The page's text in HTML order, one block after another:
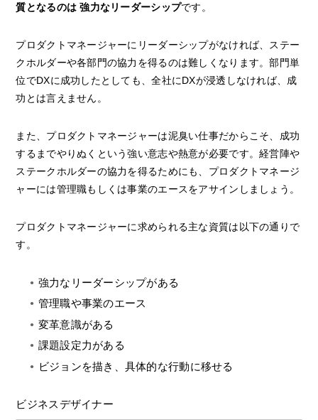
質となるのは 強力なリーダーシップです。
プロダクトマネージャーにリーダーシップがなければ、ステー
クホルダーや各部門の協力を得るのは難しくなります。部門単
位でDXに成功したとしても、全社にDXが浸透しなければ、成
功とは言えません。
また、プロダクトマネージャーは泥臭い仕事だからこそ、成功
するまでやりぬくという強い意志や熱意が必要です。経営陣や
ステークホルダーの協力を得るためにも、プロダクトマネージ
ャーには管理職もしくは事業のエースをアサインしましょう。
プロダクトマネージャーに求められる主な資質は以下の通りで
す。
強力なリーダーシップがある
管理職や事業のエース
変革意識がある
課題設定力がある
ビジョンを描き、具体的な行動に移せる
ビジネスデザイナー